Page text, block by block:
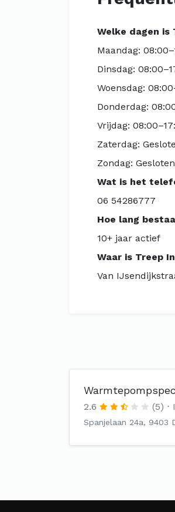
Welke dagen
Maandag:
Dinsdag:
Woensdag:
Donderdag:
Vrijdag:
Zaterdag:
Zondag: Gesloten
Wat is het
06 54286777
Hoe lang
10+ jaar actief
Waar is Treep
Van
2.6 (5)
Spanjelaan 24a, 9403